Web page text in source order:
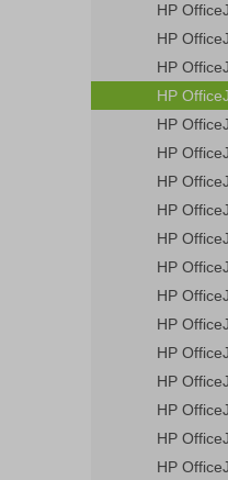
HP
HP
HP
HP
HP
HP
HP
HP
HP
HP
HP
HP
HP
HP
HP
HP
HP